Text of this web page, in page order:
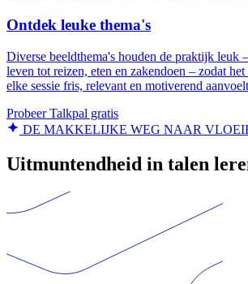
Ontdek leuke thema's
Diverse beeldthema's houden de praktijk leuk
leven tot reizen, eten en zakendoen – zodat het
elke sessie fris, relevant en motiverend
Probeer Talkpal gratis
DE MAKKELIJKE WEG NAAR
Uitmuntendheid in talen